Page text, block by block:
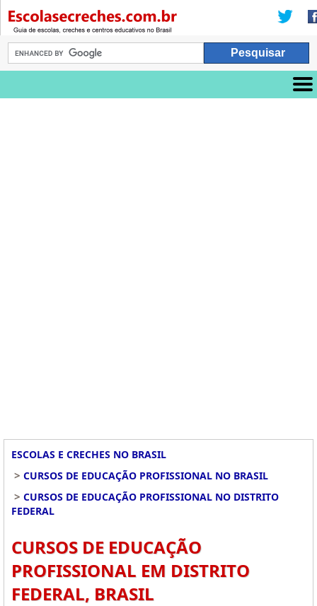
ESCOLAS E CRECHES NO BRASIL
> CURSOS DE EDUCAÇÃO PROFISSIONAL NO BRASIL
> CURSOS DE EDUCAÇÃO PROFISSIONAL NO DISTRITO
FEDERAL
CURSOS DE EDUCAÇÃO
PROFISSIONAL EM DISTRITO
FEDERAL, BRASIL